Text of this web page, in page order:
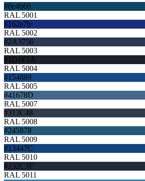
#0e4666
RAL 5001
#162e7b
RAL 5002
#2A3756
RAL 5003
#1D1F2A
RAL 5004
#154889
RAL 5005
#41678D
RAL 5007
#313C48
RAL 5008
#245878
RAL 5009
#13447C
RAL 5010
#232C3F
RAL 5011